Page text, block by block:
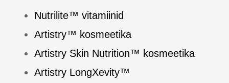
Nutrilite™ vitamiinid
Artistry™ kosmeetika
Artistry Skin Nutrition™ kosmeetika
Artistry LongXevity™